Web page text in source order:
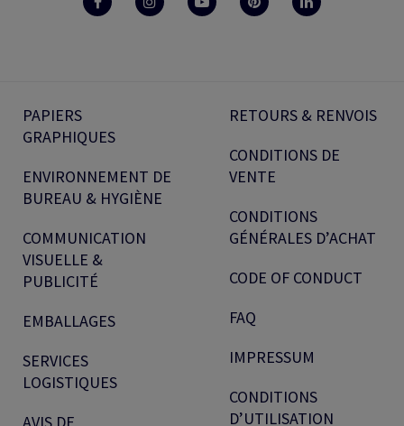
PAPIERS
GRAPHIQUES
ENVIRONNEMENT DE
BUREAU & HYGIÈNE
COMMUNICATION
VISUELLE &
PUBLICITÉ
EMBALLAGES
SERVICES
LOGISTIQUES
RETOURS & RENVOIS
CONDITIONS DE
VENTE
CONDITIONS
GÉNÉRALES D’ACHAT
CODE OF CONDUCT
FAQ
IMPRESSUM
CONDITIONS
D’UTILISATION